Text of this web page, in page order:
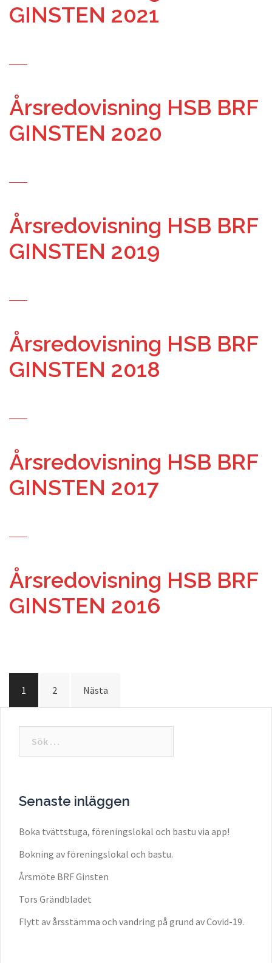
GINSTEN 2021
Årsredovisning HSB BRF
GINSTEN 2020
Årsredovisning HSB BRF
GINSTEN 2019
Årsredovisning HSB BRF
GINSTEN 2018
Årsredovisning HSB BRF
GINSTEN 2017
Årsredovisning HSB BRF
GINSTEN 2016
Inläggsnavigering
1 2 Nästa
Senaste inläggen
Boka tvättstuga, föreningslokal och bastu via app!
Bokning av föreningslokal och bastu.
Årsmöte BRF Ginsten
Tors Grändbladet
Flytt av årsstämma och vandring på grund av Covid-19.